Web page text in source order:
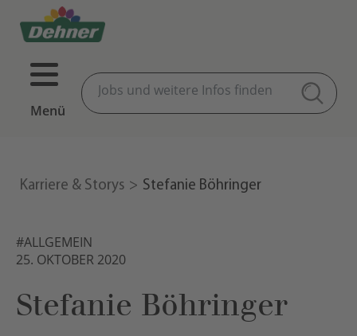
Menü
Karriere & Storys Stefanie Böhringer
#ALLGEMEIN
25. OKTOBER 2020
Stefanie Böhringer